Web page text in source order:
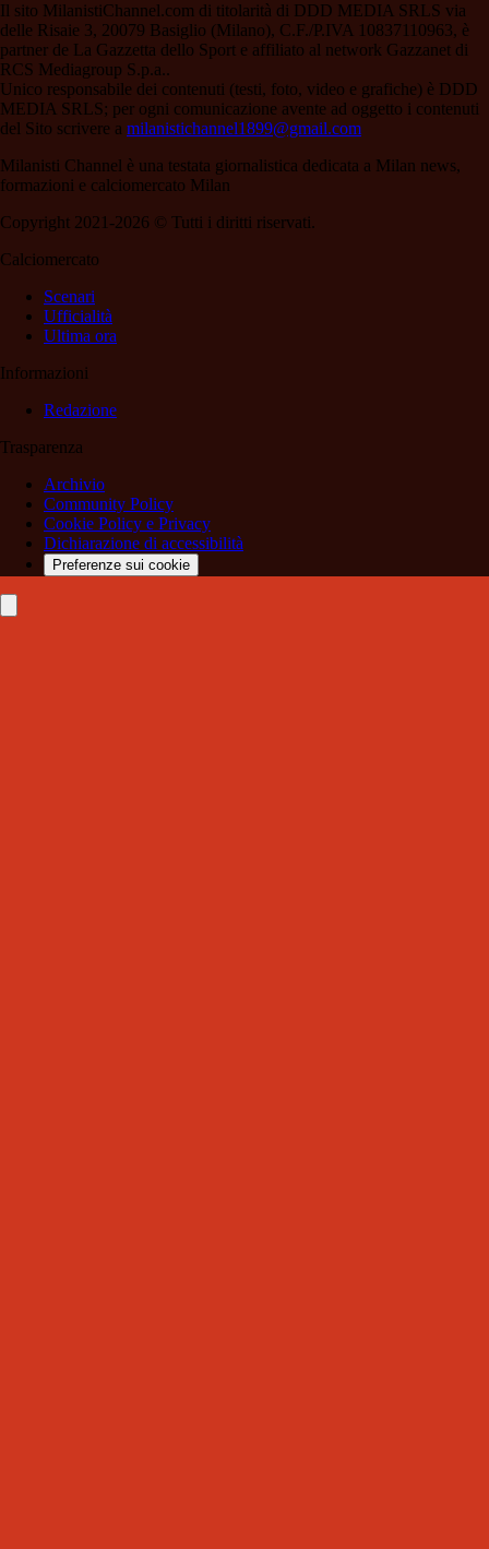
Il sito MilanistiChannel.com di titolarità di DDD MEDIA SRLS via
delle Risaie 3, 20079 Basiglio (Milano), C.F./P.IVA 10837110963, è
partner de La Gazzetta dello Sport e affiliato al network Gazzanet di
RCS Mediagroup S.p.a..
Unico responsabile dei contenuti (testi, foto, video e grafiche) è DDD
MEDIA SRLS; per ogni comunicazione avente ad oggetto i contenuti
del Sito scrivere a milanistichannel1899@gmail.com
Milanisti Channel è una testata giornalistica dedicata a Milan news,
formazioni e calciomercato Milan
Copyright 2021-2026 © Tutti i diritti riservati.
Calciomercato
Scenari
Ufficialità
Ultima ora
Informazioni
Redazione
Trasparenza
Archivio
Community Policy
Cookie Policy e Privacy
Dichiarazione di accessibilità
Preferenze sui cookie